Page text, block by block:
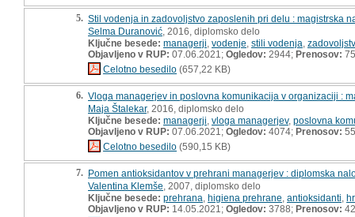
5. Stil vodenja in zadovoljstvo zaposlenih pri delu : magistrska
Selma Duranović , 2016, diplomsko delo
Ključne besede: managerji vodenje stili vodenja
Objavljeno v RUP: 07.06.2021; Ogledov: 2944; Prenosov: 75
Celotno besedilo (657,22 KB)
6. Vloga managerjev in poslovna komunikacija v organizaciji :
Maja Štalekar, 2016, diplomsko delo
Ključne besede: managerji vloga managerjev, poslovna
Objavljeno v RUP: 07.06.2021; Ogledov: 4074; Prenosov: 55
Celotno besedilo (590,15 KB)
7. Pomen antioksidantov v prehrani managerjev : diplomska
Valentina Klemše , 2007, diplomsko delo
Ključne besede: prehrana higiena prehrane antioksidanti
Objavljeno v RUP: 14.05.2021; Ogledov: 3788; Prenosov: 42